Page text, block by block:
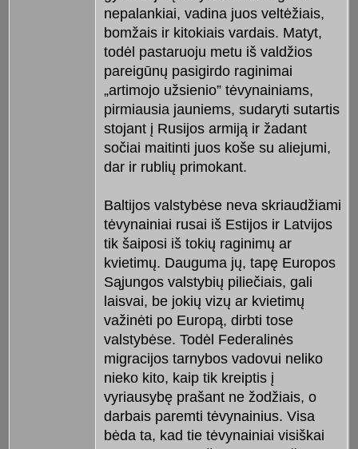
nepalankiai, vadina juos veltėžiais,
bomžais ir kitokiais vardais. Matyt,
todėl pastaruoju metu iš valdžios
pareigūnų pasigirdo raginimai
„artimojo užsienio” tėvynainiams,
pirmiausia jauniems, sudaryti sutartis
stojant į Rusijos armiją ir žadant
sočiai maitinti juos koše su aliejumi,
dar ir rublių primokant.
Baltijos valstybėse neva skriaudžiami
tėvynainiai rusai iš Estijos ir Latvijos
tik šaiposi iš tokių raginimų ar
kvietimų. Dauguma jų, tapę Europos
Sąjungos valstybių piliečiais, gali
laisvai, be jokių vizų ar kvietimų
važinėti po Europą, dirbti tose
valstybėse. Todėl Federalinės
migracijos tarnybos vadovui neliko
nieko kito, kaip tik kreiptis į
vyriausybę prašant ne žodžiais, o
darbais paremti tėvynainius. Visa
bėda ta, kad tie tėvynainiai visiškai